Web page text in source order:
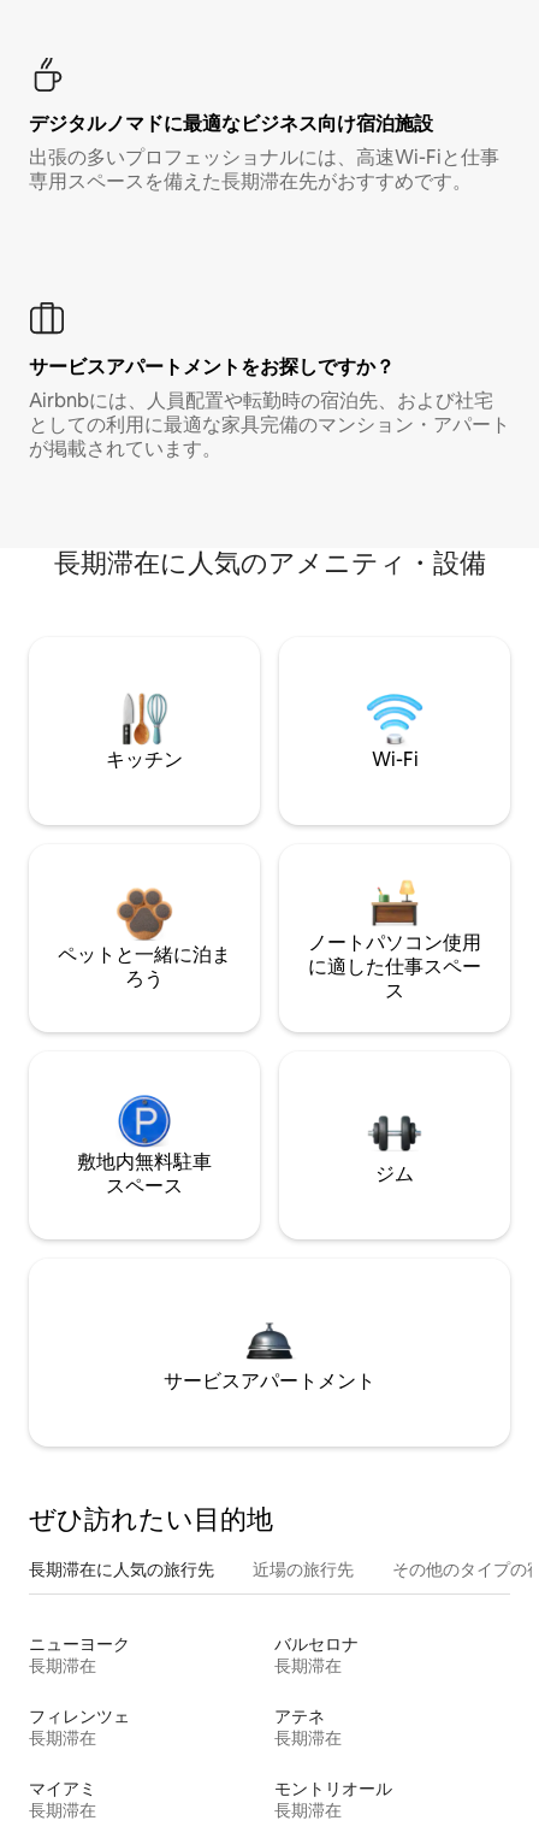
デジタルノマド⁠に最⁠適⁠なビ⁠ジ⁠ネ⁠ス⁠向⁠け宿⁠泊⁠施⁠設
出張の多いプロフェッショナルには、高速Wi-Fiと仕事
専用スペースを備えた長期滞在先がおすすめです。
サービスアパートメントをお探しですか？
Airbnbには、人員配置や転勤時の宿泊先、および社宅
としての利用に最適な家具完備のマンション・アパート
が掲載されています。
長期滞在に人気のアメニティ・設備
キッチン Wi-Fi
ペットと一緒に泊ま
ろう
ノートパソコン使用
に適した仕事スペー
ス
敷地内無料駐⁠車
ス⁠ペ⁠ー⁠ス
ジム
サービスアパートメント
ぜひ訪⁠れ⁠た⁠い目⁠的⁠地
長期滞在に人気の旅行先 近場の旅行先 その他のタ⁠イ⁠プ⁠の
ニューヨーク
長期滞在
バルセロナ
長期滞在
フィレンツェ
長期滞在
アテネ
長期滞在
マイアミ
長期滞在
モントリオール
長期滞在